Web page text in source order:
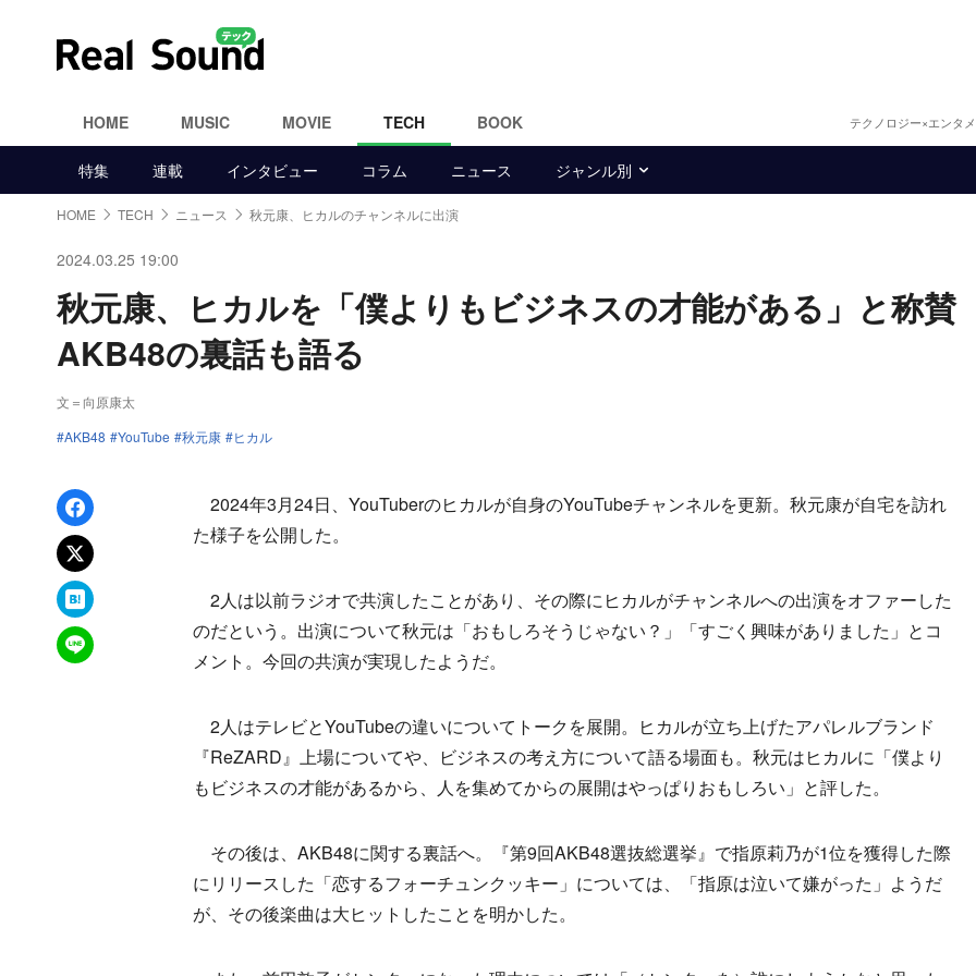
HOME MUSIC MOVIE TECH BOOK テクノロジー×エンタ
特集 連載 インタビュー コラム ニュース ジャンル別
HOME TECH ニュース 秋元康、ヒカルのチャンネルに出演
2024.03.25 19:00
秋元康、ヒカルを「僕よりもビジネスの才能がある」と称
AKB48の裏話も語る
文＝向原康太
AKB48
YouTube 秋元康 ヒカル
Facebookでシェア
xでポスト
はてなブックマーク
LINEで送る
2024年3月24日、YouTuberのヒカルが自身のYouTubeチャンネルを更新。秋元康が自宅を訪れ
た様子を公開した。
2人は以前ラジオで共演したことがあり、その際にヒカルがチャンネルへの出演をオファーした
のだという。出演について秋元は「おもしろそうじゃない？」「すごく興味がありました」とコ
メント。今回の共演が実現したようだ。
2人はテレビとYouTubeの違いについてトークを展開。ヒカルが立ち上げたアパレルブランド
『ReZARD』上場についてや、ビジネスの考え方について語る場面も。秋元はヒカルに「僕より
もビジネスの才能があるから、人を集めてからの展開はやっぱりおもしろい」と評した。
その後は、AKB48に関する裏話へ。『第9回AKB48選抜総選挙』で指原莉乃が1位を獲得した際
にリリースした「恋するフォーチュンクッキー」については、「指原は泣いて嫌がった」ようだ
が、その後楽曲は大ヒットしたことを明かした。